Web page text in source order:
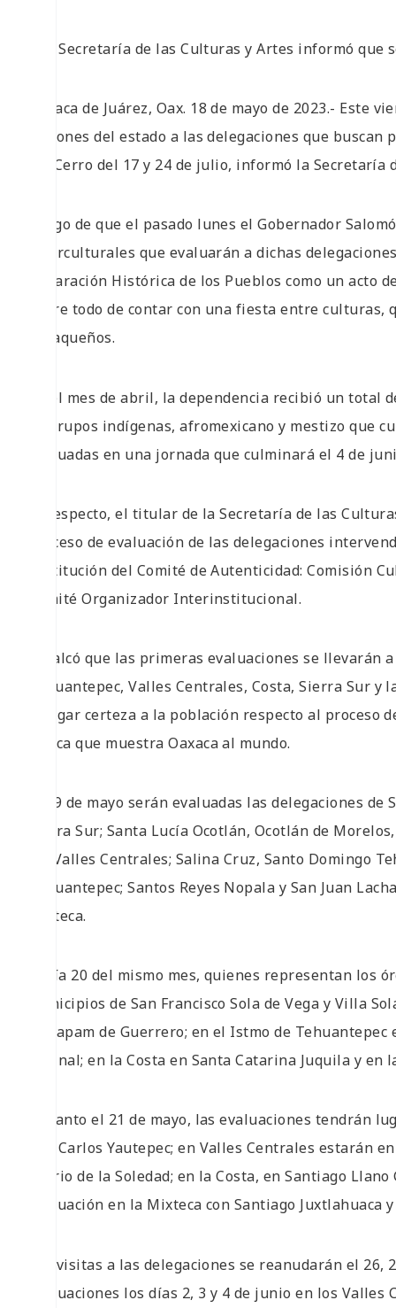
• La Secretaría de las Culturas y Artes informó
Oaxaca de Juárez, Oax. 18 de mayo de 2023.- Este
regiones del estado a las delegaciones que
del Cerro del 17 y 24 de julio, informó la
Luego de que el pasado lunes el Gobernador
Interculturales que evaluarán a dichas
Reparación Histórica de los Pueblos como un
sobre todo de contar con una fiesta entre
oaxaqueños.
En el mes de abril, la dependencia recibió un total
14 grupos indígenas, afromexicano y mestizo que
evaluadas en una jornada que culminará el 4 de
Al respecto, el titular de la Secretaría de las
proceso de evaluación de las delegaciones
sustitución del Comité de Autenticidad: Comisión
Comité Organizador Interinstitucional.
Recalcó que las primeras evaluaciones se
Tehuantepec, Valles Centrales, Costa, Sierra Sur
otorgar certeza a la población respecto al
étnica que muestra Oaxaca al mundo.
El 19 de mayo serán evaluadas las delegaciones
Sierra Sur; Santa Lucía Ocotlán, Ocotlán de
los Valles Centrales; Salina Cruz, Santo Domingo
Tehuantepec; Santos Reyes Nopala y San Juan
Mixteca.
El día 20 del mismo mes, quienes representan los
municipios de San Francisco Sola de Vega y Villa
Cuilapam de Guerrero; en el Istmo de
Espinal; en la Costa en Santa Catarina Juquila y
En tanto el 21 de mayo, las evaluaciones tendrán
San Carlos Yautepec; en Valles Centrales estarán
Barrio de la Soledad; en la Costa, en Santiago
evaluación en la Mixteca con Santiago Juxtlahuaca
Las visitas a las delegaciones se reanudarán el
evaluaciones los días 2, 3 y 4 de junio en los